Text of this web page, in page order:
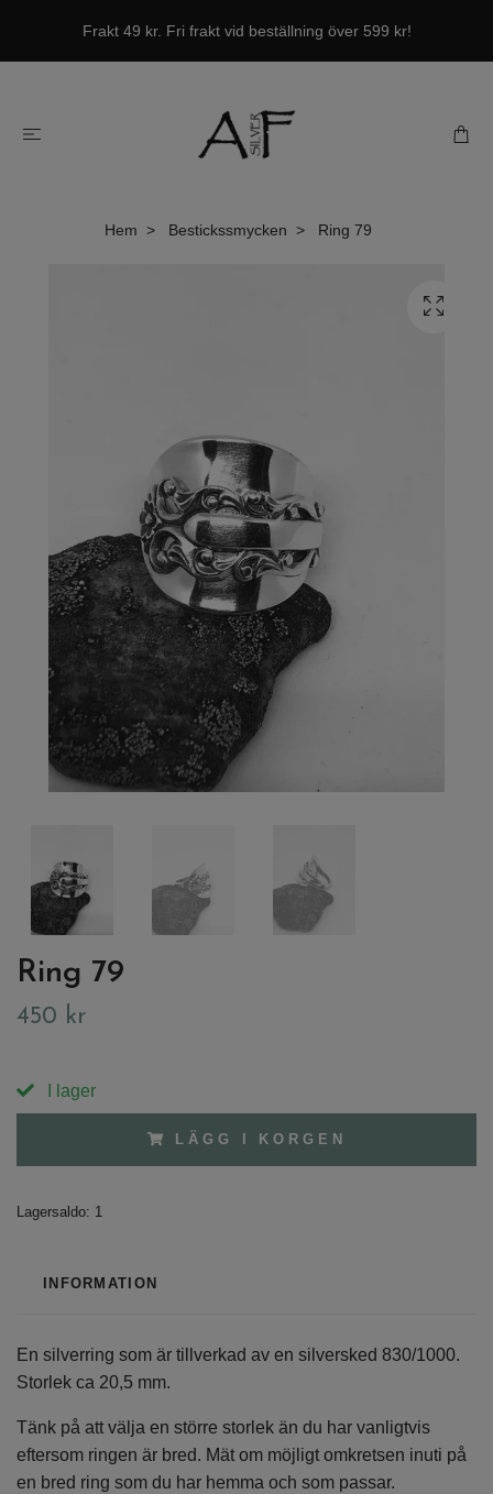
Frakt 49 kr. Fri frakt vid beställning över 599 kr!
Hem Bestickssmycken Ring 79
Ring 79
450 kr
I lager
LÄGG I KORGEN
Lagersaldo: 1
INFORMATION
En silverring som är tillverkad av en silversked 830/1000.
Storlek ca 20,5 mm.
Tänk på att välja en större storlek än du har vanligtvis
eftersom ringen är bred. Mät om möjligt omkretsen inuti på
en bred ring som du har hemma och som passar.